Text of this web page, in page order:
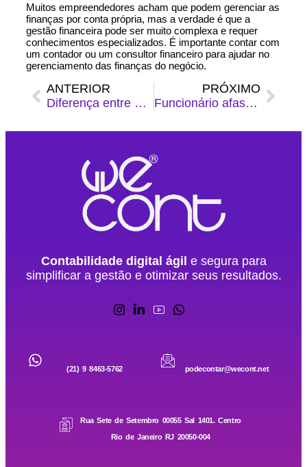
Muitos empreendedores acham que podem gerenciar as
finanças por conta própria, mas a verdade é que a
gestão financeira pode ser muito complexa e requer
conhecimentos especializados. É importante contar com
um contador ou um consultor financeiro para ajudar no
gerenciamento das finanças do negócio.
ANTERIOR
Diferença entre profissional autonômo e liberal
PRÓXIMO
Funcionário afastado: o que minha empresa deve pagar?
Contabilidade digital ágil e segura para
simplificar a gestão e otimizar seus resultados.
(21) 9 8463-5762 podecontar@wecont.net
Rua Sete de Setembro 00055 Sal 1401. Centro
Rio de Janeiro RJ 20050-004